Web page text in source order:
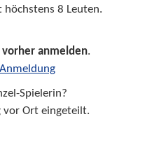
8 Leuten.
vorher anmelden.
Spielerin?
vor Ort eingeteilt.